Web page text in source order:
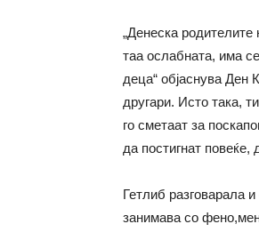
„Денеска
таа ослабната, има
деца“ објаснува Ден
другари. Исто така,
го сметаат за
да постигнат повеќе,
Гетлиб разговарала
занимава со